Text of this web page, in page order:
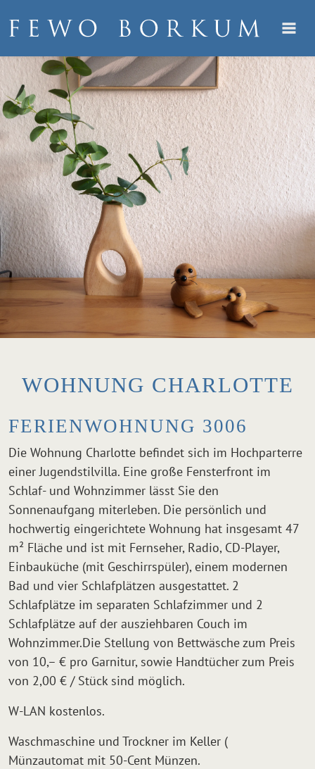
WOHNUNG CHARLOTTE
FERIENWOHNUNG 3006
Die Wohnung Charlotte befindet sich im Hochparterre
einer Jugendstilvilla. Eine große Fensterfront im
Schlaf- und Wohnzimmer lässt Sie den
Sonnenaufgang miterleben. Die persönlich und
hochwertig eingerichtete Wohnung hat insgesamt 47
m² Fläche und ist mit Fernseher, Radio, CD-Player,
Einbauküche (mit Geschirrspüler), einem modernen
Bad und vier Schlafplätzen ausgestattet. 2
Schlafplätze im separaten Schlafzimmer und 2
Schlafplätze auf der ausziehbaren Couch im
Wohnzimmer.Die Stellung von Bettwäsche zum Preis
von 10,– € pro Garnitur, sowie Handtücher zum Preis
von 2,00 € / Stück sind möglich.
W-LAN kostenlos.
Waschmaschine und Trockner im Keller (
Münzautomat mit 50-Cent Münzen.